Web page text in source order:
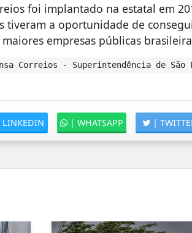
foi implantado na estatal em
tiveram a oportunidade de
empresas públicas
Correios - Superintendência de
|
| WHATSAPP
LINKEDIN